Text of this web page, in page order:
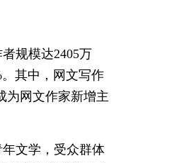
规模达2405万
其中，网文写作
为网文作家新增主
文学，受众群体